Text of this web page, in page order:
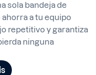
sola bandeja de
a tu equipo
repetitivo y garantiza
ninguna